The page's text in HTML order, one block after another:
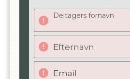
Deltagers fornavn
Efternavn
Email